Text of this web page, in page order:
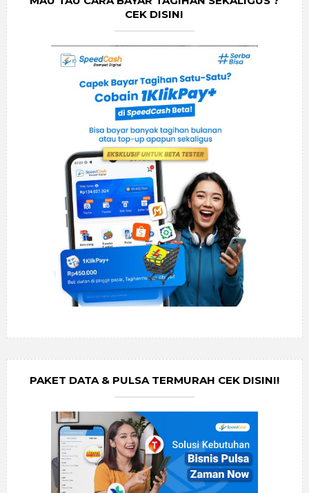
CEK DISINI
PAKET DATA & PULSA TERMURAH CEK DISINI!